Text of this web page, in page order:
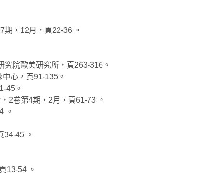
，12月，頁22-36 。
院歐美研究所，頁263-316。
心，頁91-135。
45。
2卷第4期，2月，頁61-73 。
。
34-45 。
13-54 。